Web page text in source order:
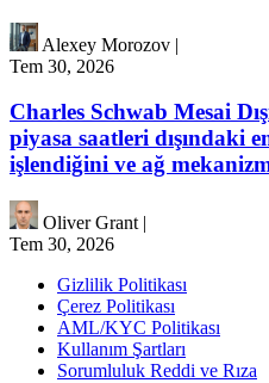
Alexey Morozov |
Tem 30, 2026
Charles Schwab Mesai
piyasa saatleri dışındaki
işlendiğini ve ağ
Oliver Grant |
Tem 30, 2026
Gizlilik Politikası
Çerez Politikası
AML/KYC Politikası
Kullanım Şartları
Sorumluluk Reddi ve Rıza